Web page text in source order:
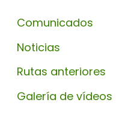
Comunicados
Noticias
Rutas anteriores
Galería de vídeos